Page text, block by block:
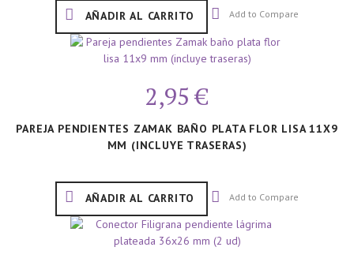
AÑADIR AL CARRITO Add to Compare
2,95 €
PAREJA PENDIENTES ZAMAK BAÑO PLATA FLOR LISA 11X9
MM (INCLUYE TRASERAS)
AÑADIR AL CARRITO Add to Compare